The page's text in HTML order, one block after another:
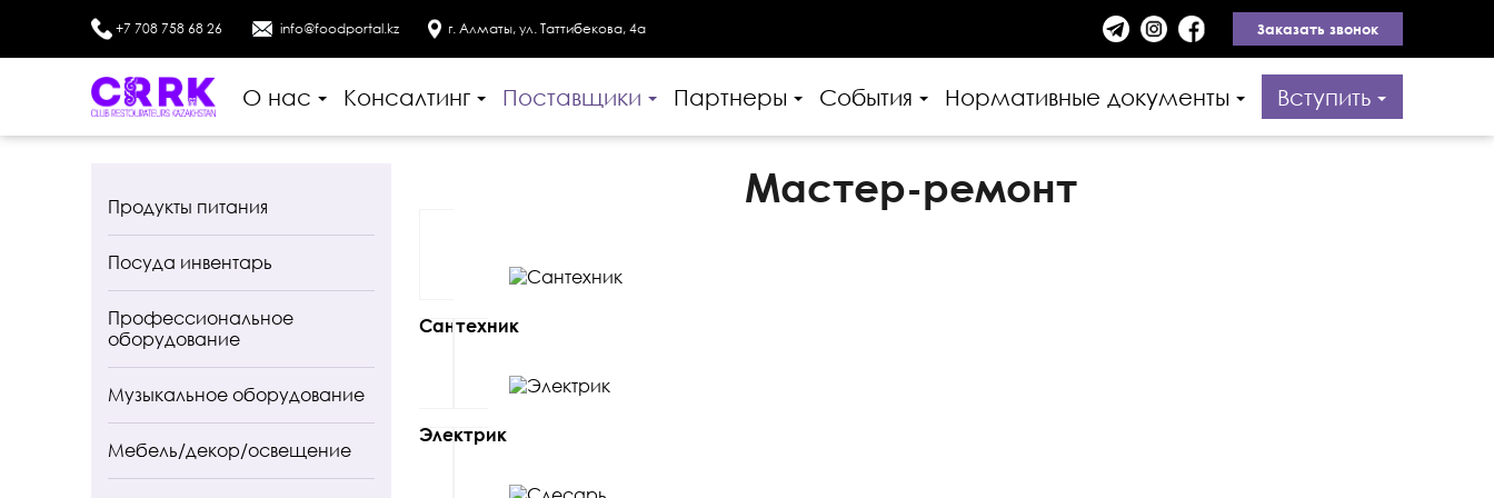
+7 708 758 68 26 info@foodportal.kz г. Алматы, ул. Таттибекова, 4а Заказать звонок
О нас Консалтинг Поставщики Партнеры События Нормативные документы Вступить
Продукты питания
Посуда инвентарь
Профессиональное
оборудование
Музыкальное оборудование
Мебель/декор/освещение
Мастер-ремонт
Сантехник
Электрик